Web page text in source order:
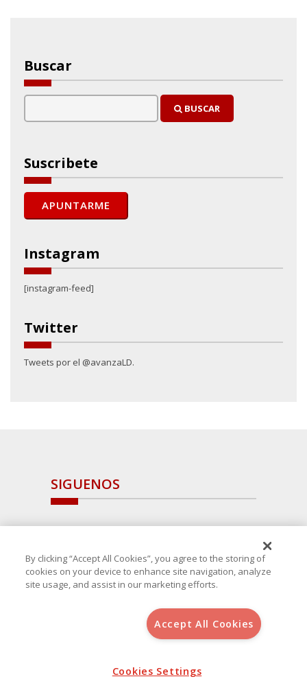
Buscar
BUSCAR
Suscribete
Instagram
[instagram-feed]
Twitter
Tweets por el @avanzaLD.
SIGUENOS
, S.L.U.(B-64405731) c/ San Norberto
Aviso Legal
Política de Cookies
By clicking “Accept All Cookies”, you agree to the storing of
cookies on your device to enhance site navigation, analyze
site usage, and assist in our marketing efforts.
Accept All Cookies
Cookies Settings